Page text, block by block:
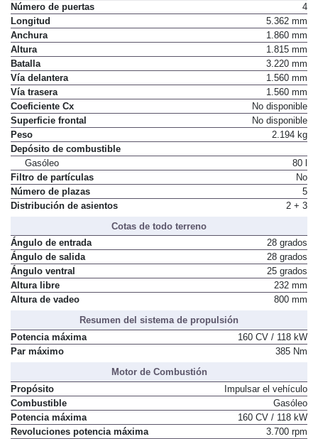
Número de puertas
4
Longitud
5.362 mm
Anchura
1.860 mm
Altura
1.815 mm
Batalla
3.220 mm
Vía delantera
1.560 mm
Vía trasera
1.560 mm
Coeficiente Cx
No disponible
Superficie frontal
No disponible
Peso
2.194 kg
Depósito de combustible
Gasóleo
80 l
Filtro de partículas
No
Número de plazas
5
Distribución de asientos
2 + 3
Cotas de todo terreno
Ángulo de entrada
28 grados
Ángulo de salida
28 grados
Ángulo ventral
25 grados
Altura libre
232 mm
Altura de vadeo
800 mm
Resumen del sistema de propulsión
Potencia máxima
160 CV / 118 kW
Par máximo
385 Nm
Motor de Combustión
Propósito
Impulsar el vehículo
Combustible
Gasóleo
Potencia máxima
160 CV / 118 kW
Revoluciones potencia máxima
3.700 rpm